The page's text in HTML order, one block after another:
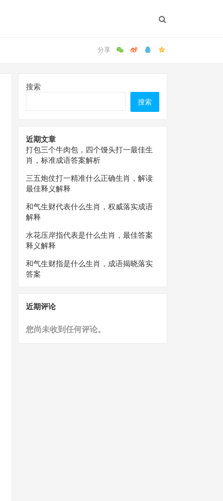
搜索
搜索
近期文章
打包三个牛肉包，四个馒头打一最佳生
肖，标准成语答案解析
三五炮仗打一精准什么正确生肖，解读
最佳释义解释
和气生财代表什么生肖，权威落实成语
解释
水花压岸指代表是什么生肖，最佳答案
释义解释
和气生财指是什么生肖，成语揭晓落实
答案
近期评论
您尚未收到任何评论。